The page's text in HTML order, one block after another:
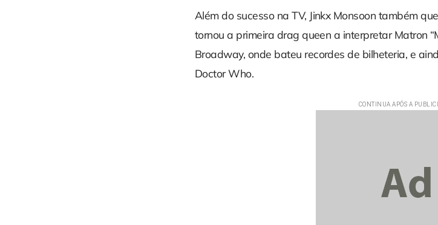
Além do sucesso na TV, Jinkx Monsoon também
tornou a primeira drag queen a interpretar Matron
Broadway, onde bateu recordes de bilheteria, e
Doctor Who.